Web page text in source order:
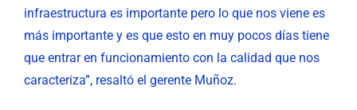
infraestructura es importante pero lo que nos viene es
más importante y es que esto en muy pocos días tiene
que entrar en funcionamiento con la calidad que nos
caracteriza”, resaltó el gerente Muñoz.